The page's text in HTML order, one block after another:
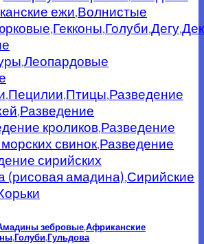
ежи,Волнистые
,Гекконы,Голуби,Дегу,
,Леопардовые
,Пецилии,Птицы,Разведение
,Разведение
кроликов,Разведение
свинок,Разведение
сирийских
(рисовая амадина),Сирийские
зебровые,Африканские
,Голуби,Гульдова